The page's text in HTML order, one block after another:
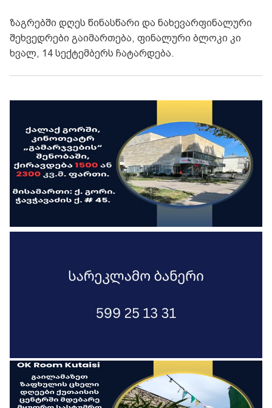
ზაგრებში დღეს წინასწარი და ნახევარფინალური
შეხვედრები გაიმართება, ფინალური ბლოკი კი
ხვალ, 14 სექტემბერს ჩატარდება.